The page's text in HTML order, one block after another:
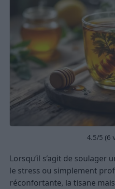
4.5/5 (6
Lorsqu’il s’agit de soulager
le stress ou simplement
réconfortante, la tisane